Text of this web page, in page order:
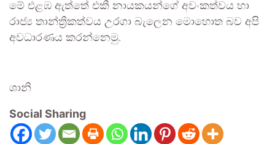
මේ එළඹ ඇත්තේ එකී නායකයන්ගේ අවංකත්වය හා
රාජ්‍ය තාන්ත්‍රිකත්වය උරගා බැලෙන මොහොත බව අපි
අවධාරණය කරන්නෙමු.
ශානි
Social Sharing